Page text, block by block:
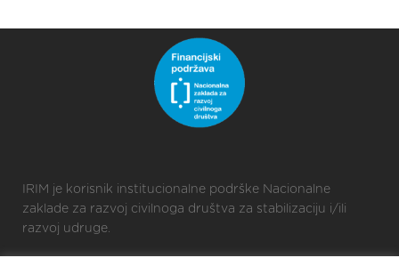
IRIM je korisnik institucionalne podrške Nacionalne
zaklade za razvoj civilnoga društva za stabilizaciju i/ili
razvoj udruge.